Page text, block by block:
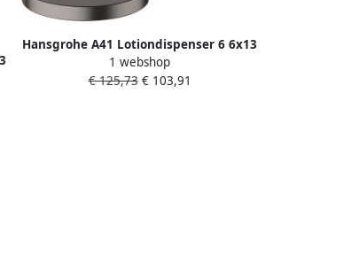
Hansgrohe A41 Lotiondispenser 6 6x13
1x31 8 cm Brushed Black Chroom
1 webshop
€ 125,73€ 103,91